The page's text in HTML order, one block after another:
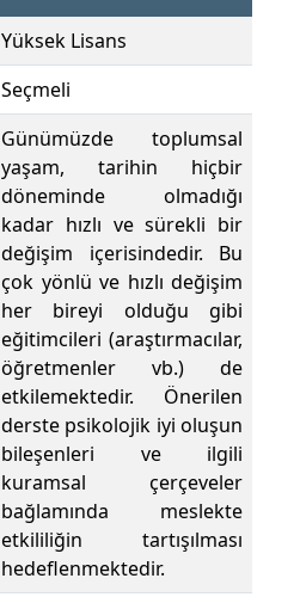
Yüksek Lisans
Seçmeli
Günümüzde toplumsal
yaşam, tarihin hiçbir
döneminde olmadığı
kadar hızlı ve sürekli bir
değişim içerisindedir. Bu
çok yönlü ve hızlı değişim
her bireyi olduğu gibi
eğitimcileri (araştırmacılar,
öğretmenler vb.) de
etkilemektedir. Önerilen
derste psikolojik iyi oluşun
bileşenleri ve ilgili
kuramsal çerçeveler
bağlamında meslekte
etkililiğin tartışılması
hedeflenmektedir.